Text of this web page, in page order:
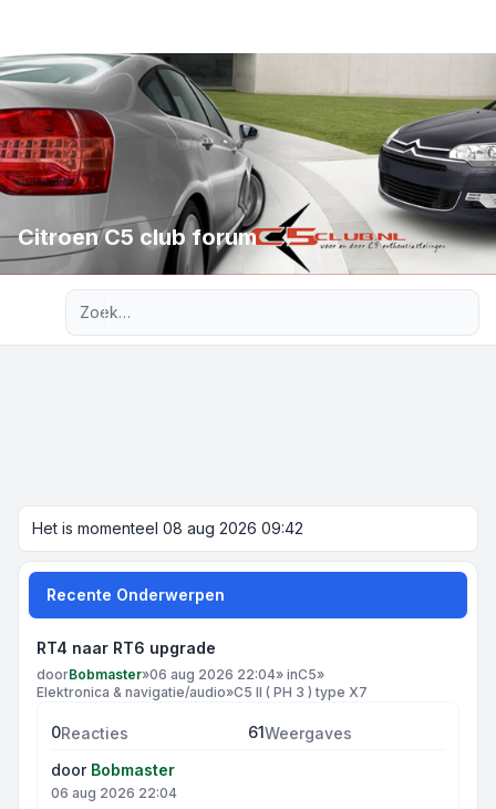
Citroen C5 club forum
Het is momenteel 08 aug 2026 09:42
Recente Onderwerpen
RT4 naar RT6 upgrade
doorBobmaster»06 aug 2026 22:04» inC5»
Elektronica & navigatie/audio»C5 II ( PH 3 ) type X7
0Reacties 61Weergaves
door Bobmaster
06 aug 2026 22:04